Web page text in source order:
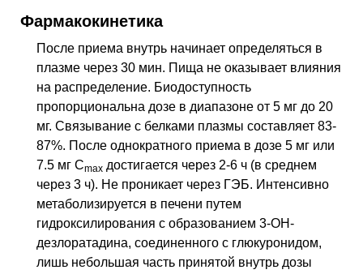
Фармакокинетика
После приема внутрь начинает определяться в
плазме через 30 мин. Пища не оказывает влияния
на распределение. Биодоступность
пропорциональна дозе в диапазоне от 5 мг до 20
мг. Связывание с белками плазмы составляет 83-
87%. После однократного приема в дозе 5 мг или
7.5 мг Cmax достигается через 2-6 ч (в среднем
через 3 ч). Не проникает через ГЭБ. Интенсивно
метаболизируется в печени путем
гидроксилирования с образованием 3-ОН-
дезлоратадина, соединенного с глюкуронидом,
лишь небольшая часть принятой внутрь дозы